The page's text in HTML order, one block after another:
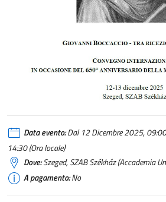
Data evento:Dal 12 Dicembre 2025,
14:30 (Ora locale)
Dove:Szeged, SZAB Székház (Accademia
A pagamento:No